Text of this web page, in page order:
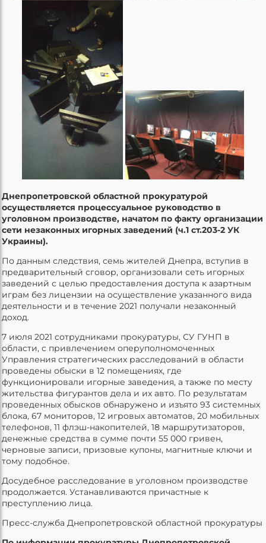
Днепропетровской областной прокуратурой
осуществляется процессуальное руководство в
уголовном производстве, начатом по факту организации
сети незаконных игорных заведений (ч.1 ст.203-2 УК
Украины).
По данным следствия, семь жителей Днепра, вступив в
предварительный сговор, организовали сеть игорных
заведений с целью предоставления доступа к азартным
играм без лицензии на осуществление указанного вида
деятельности и в течение 2021 получали незаконный
доход.
7 июля 2021 сотрудниками прокуратуры, СУ ГУНП в
области, с привлечением оперуполномоченных
Управления стратегических расследований в области
проведены обыски в 12 помещениях, где
функционировали игорные заведения, а также по месту
жительства фигурантов дела и их авто. По результатам
проведенных обысков обнаружено и изъято 93 системных
блока, 67 мониторов, 12 игровых автоматов, 20 мобильных
телефонов, 11 флэш-накопителей, 18 маршрутизаторов,
денежные средства в сумме почти 55 000 гривен,
черновые записи, призовые купоны, магнитные ключи и
тому подобное.
Досудебное расследование в уголовном производстве
продолжается. Устанавливаются причастные к
преступлению лица.
Пресс-служба Днепропетровской областной прокуратуры